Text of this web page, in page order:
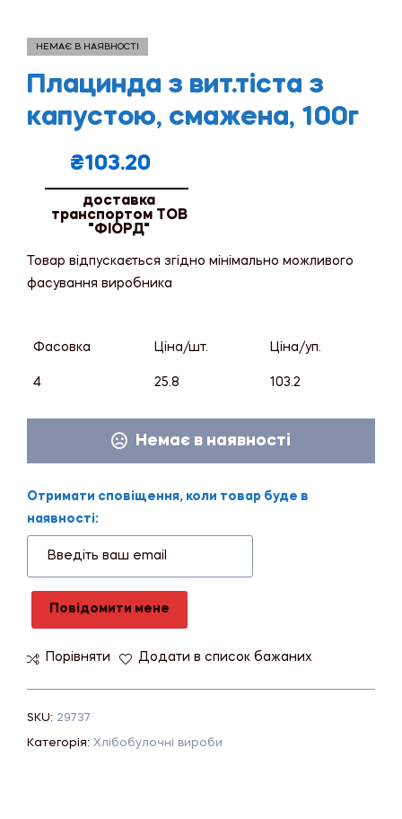
НЕМАЄ В НАЯВНОСТІ
Плацинда з вит.тіста з
капустою, смажена, 100г
₴103.20
доставка
транспортом ТОВ
"ФІОРД"
Товар відпускається згідно мінімально можливого
фасування виробника
Фасовка Ціна/шт. Ціна/уп.
4 25.8 103.2
Немає в наявності
Отримати сповіщення, коли товар буде в
наявності:
Повідомити мене
Порівняти Додати в список бажаних
SKU: 29737
Категорія: Хлібобулочні вироби